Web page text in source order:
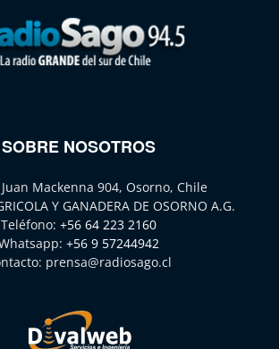
SOBRE NOSOTROS
Mackenna 904, Osorno, Chile
Y GANADERA DE OSORNO A.G.
Teléfono: +56 64 223 2160
+56 9 57244942
prensa@radiosago.cl